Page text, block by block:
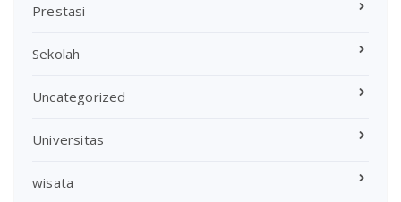
Prestasi
Sekolah
Uncategorized
Universitas
wisata